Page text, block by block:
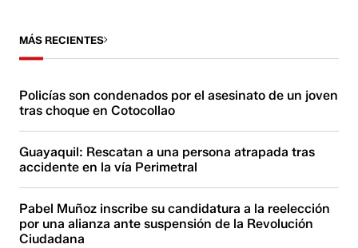
MÁS RECIENTES
Policías son condenados por el asesinato de un joven
tras choque en Cotocollao
Guayaquil: Rescatan a una persona atrapada tras
accidente en la vía Perimetral
Pabel Muñoz inscribe su candidatura a la reelección
por una alianza ante suspensión de la Revolución
Ciudadana